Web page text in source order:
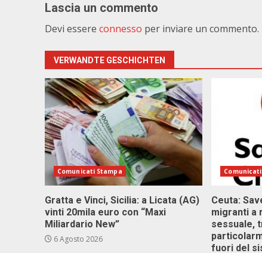
Lascia un commento
Devi essere connesso per inviare un commento.
VERWANDTE GESCHICHTEN
Comunicati Stampa
Gratta e Vinci, Sicilia: a Licata (AG)
vinti 20mila euro con “Maxi
Miliardario New”
6 Agosto 2026
Ceuta:
migranti a
sessuale,
fuori del